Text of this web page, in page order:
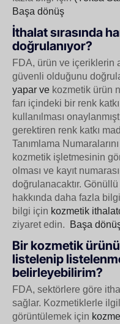
Başa dönüş
İthalat sırasında
doğrulanıyor?
FDA, ürün ve içeriklerin
güvenli olduğunu
yapar ve kozmetik ürün
farı içindeki bir renk
kullanılması
gerektiren renk katkı
Tanımlama
kozmetik işletmesinin
olması ve kayıt
doğrulanacaktır.
hakkında daha fazla
bilgi için kozmetik
ziyaret edin.
Başa
Bir kozmetik
listelenip
belirleyebilirim?
FDA, sektörlere göre
sağlar. Kozmetiklerle
görüntülemek için